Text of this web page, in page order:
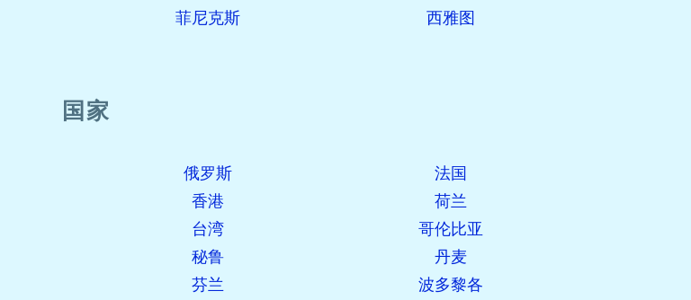
菲尼克斯 西雅图
国家
俄罗斯
法国
香港
荷兰
台湾
哥伦比亚
秘鲁
丹麦
芬兰
波多黎各